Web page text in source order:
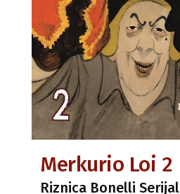
Merkurio Loi 2
Riznica Bonelli Serijal